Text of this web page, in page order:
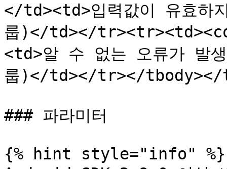
</td><td>입력값이 유효
룹)</td></
<td>알 수 없는 오류가 발
룹)</td></tr></
### 파라미터
{% hint style="info" %}